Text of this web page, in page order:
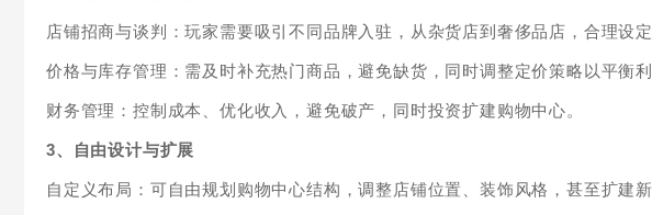
店铺招商与谈判：玩家需要吸引不同品牌入驻，从杂货店到奢侈品店，合理设定
价格与库存管理：需及时补充热门商品，避免缺货，同时调整定价策略以平衡利
财务管理：控制成本、优化收入，避免破产，同时投资扩建购物中心。
3、自由设计与扩展
自定义布局：可自由规划购物中心结构，调整店铺位置、装饰风格，甚至扩建新